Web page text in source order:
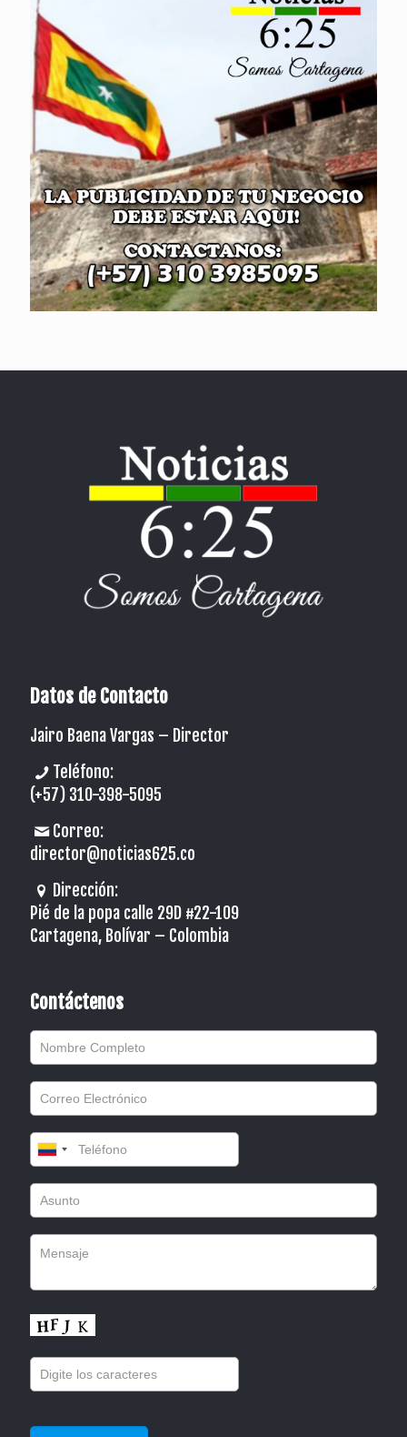
Datos de Contacto
Jairo Baena Vargas – Director
Teléfono:
(+57) 310-398-5095
Correo:
director@noticias625.co
Dirección:
Pié de la popa calle 29D #22-109
Cartagena, Bolívar – Colombia
Contáctenos